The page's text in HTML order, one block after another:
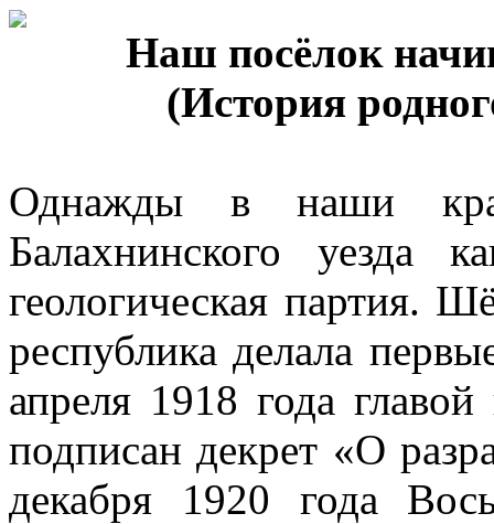
Наш посёлок
(История
Однажды в наши
Балахнинского уезда
геологическая партия.
республика делала
апреля 1918 года
подписан декрет «О
декабря 1920 года